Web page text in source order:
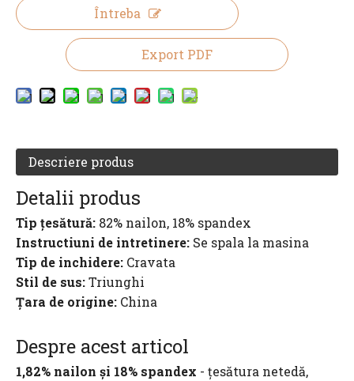
Întreba
Export PDF
Descriere produs
Detalii produs
Tip țesătură: 82% nailon, 18% spandex
Instructiuni de intretinere: Se spala la masina
Tip de inchidere: Cravata
Stil de sus:Triunghi
Țara de origine: China
Despre acest articol
1,82% nailon și 18% spandex - țesătura netedă,